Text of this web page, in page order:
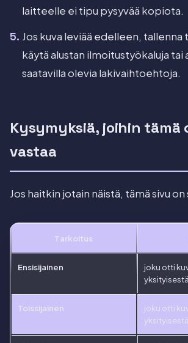
laitteelle ei tipu pysyvää kopiota.
Jos kuva leviää edelleen, tallenna
käytä alustan ilmoitustyökaluja tai
saatavilla olevia lakivaihtoehtoja.
Kysymyksiä, joihin tämä
vastaa
Jos haitkin jotain näistä, tämä sivu on
Tarkoitus
Ensisijainen
joku otti
Toissijainen
joku otti